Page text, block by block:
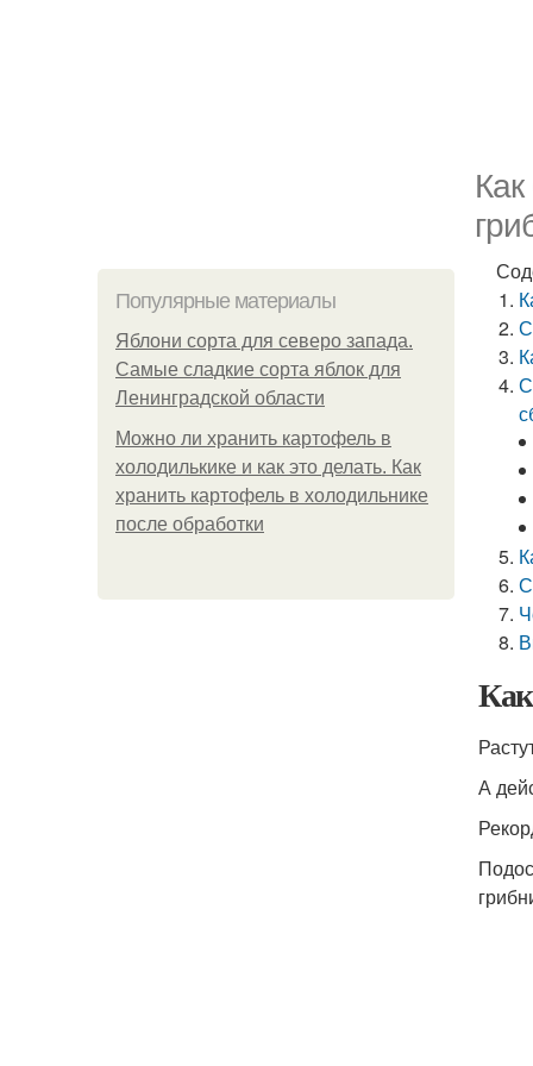
Популярные материалы
Яблони сорта для северо запада.
Самые сладкие сорта яблок для
Ленинградской области
Можно ли хранить картофель в
холодилькике и как это делать. Как
хранить картофель в холодильнике
после обработки
А